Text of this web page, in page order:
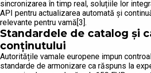
sincronizarea în timp real, soluțiile lor
API pentru actualizarea automată și
relevante pentru vamă[3].
Standardele de catalog și
conținutului
Autoritățile vamale europene impun
standarde de armonizare ca răspuns la